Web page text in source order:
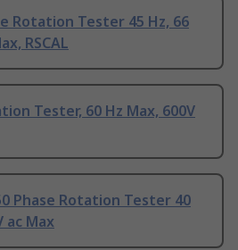
Rotation Tester 45 Hz, 66
RSCAL
Tester, 60 Hz Max, 600V
Phase Rotation Tester 40
ac Max